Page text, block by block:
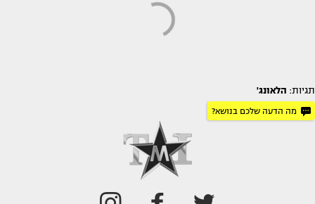
תגיות: הלאונג'
מה הדעה שלכם בנושא?